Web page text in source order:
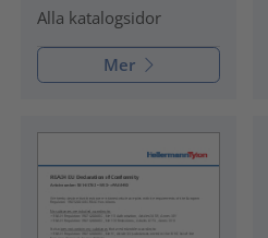
Alla katalogsidor
Mer